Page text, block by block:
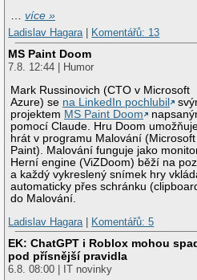
…více »
Ladislav Hagara| Komentářů: 13
MS Paint Doom
7.8. 12:44 | Humor
Mark Russinovich (CTO v Microsoft
Azure) se na LinkedIn pochlubil
projektem MS Paint Doom
pomocí Claude. Hru Doom
hrát v programu Malování (Microsoft
Paint). Malování funguje jako
Herní engine (ViZDoom) běží na
a každý vykreslený snímek hry
automaticky přes schránku
do Malování.
Ladislav Hagara| Komentářů: 5
EK: ChatGPT i Roblox mohou
pod přísnější pravidla
6.8. 08:00 | IT novinky